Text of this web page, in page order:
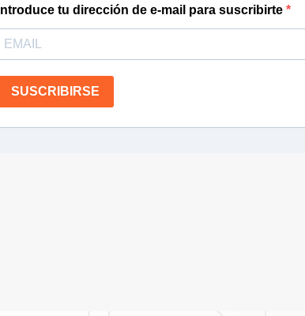
Introduce tu dirección de e-mail para suscribirte
SUSCRIBIRSE